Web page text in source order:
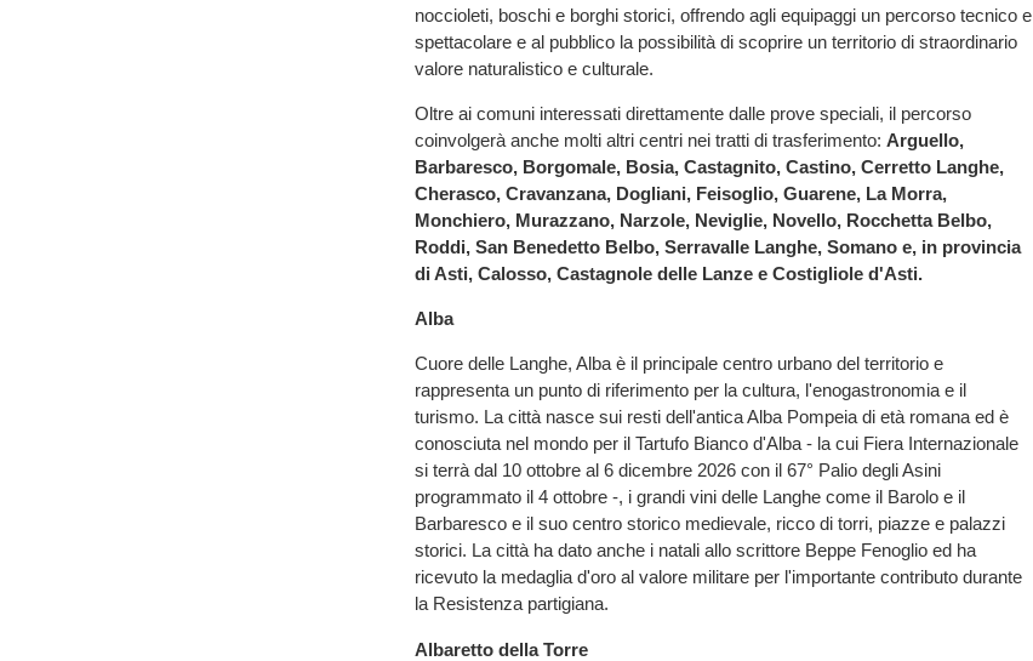
noccioleti, boschi e borghi storici, offrendo agli equipaggi un percorso tecnico e
spettacolare e al pubblico la possibilità di scoprire un territorio di straordinario
valore naturalistico e culturale.
Oltre ai comuni interessati direttamente dalle prove speciali, il percorso
coinvolgerà anche molti altri centri nei tratti di trasferimento: Arguello,
Barbaresco, Borgomale, Bosia, Castagnito, Castino, Cerretto Langhe,
Cherasco, Cravanzana, Dogliani, Feisoglio, Guarene, La Morra,
Monchiero, Murazzano, Narzole, Neviglie, Novello, Rocchetta Belbo,
Roddi, San Benedetto Belbo, Serravalle Langhe, Somano e, in provincia
di Asti, Calosso, Castagnole delle Lanze e Costigliole d'Asti.
Alba
Cuore delle Langhe, Alba è il principale centro urbano del territorio e
rappresenta un punto di riferimento per la cultura, l'enogastronomia e il
turismo. La città nasce sui resti dell'antica Alba Pompeia di età romana ed è
conosciuta nel mondo per il Tartufo Bianco d'Alba - la cui Fiera Internazionale
si terrà dal 10 ottobre al 6 dicembre 2026 con il 67° Palio degli Asini
programmato il 4 ottobre -, i grandi vini delle Langhe come il Barolo e il
Barbaresco e il suo centro storico medievale, ricco di torri, piazze e palazzi
storici. La città ha dato anche i natali allo scrittore Beppe Fenoglio ed ha
ricevuto la medaglia d'oro al valore militare per l'importante contributo durante
la Resistenza partigiana.
Albaretto della Torre